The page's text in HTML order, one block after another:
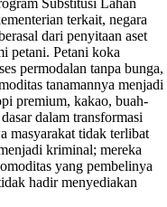
terkait, negara
dari penyitaan aset
petani. Petani koka
permodalan tanpa bunga,
tanamannya menjadi
premium, kakao, buah-
dalam transformasi
masyarakat tidak terlibat
kriminal; mereka
yang pembelinya
hadir menyediakan